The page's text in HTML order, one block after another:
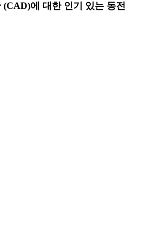
에 대한 인기 있는 동전